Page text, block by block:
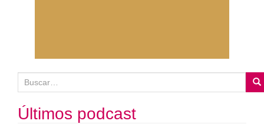
u
sÚltimos podcast